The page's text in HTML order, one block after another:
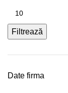
Filtrează
Date firma